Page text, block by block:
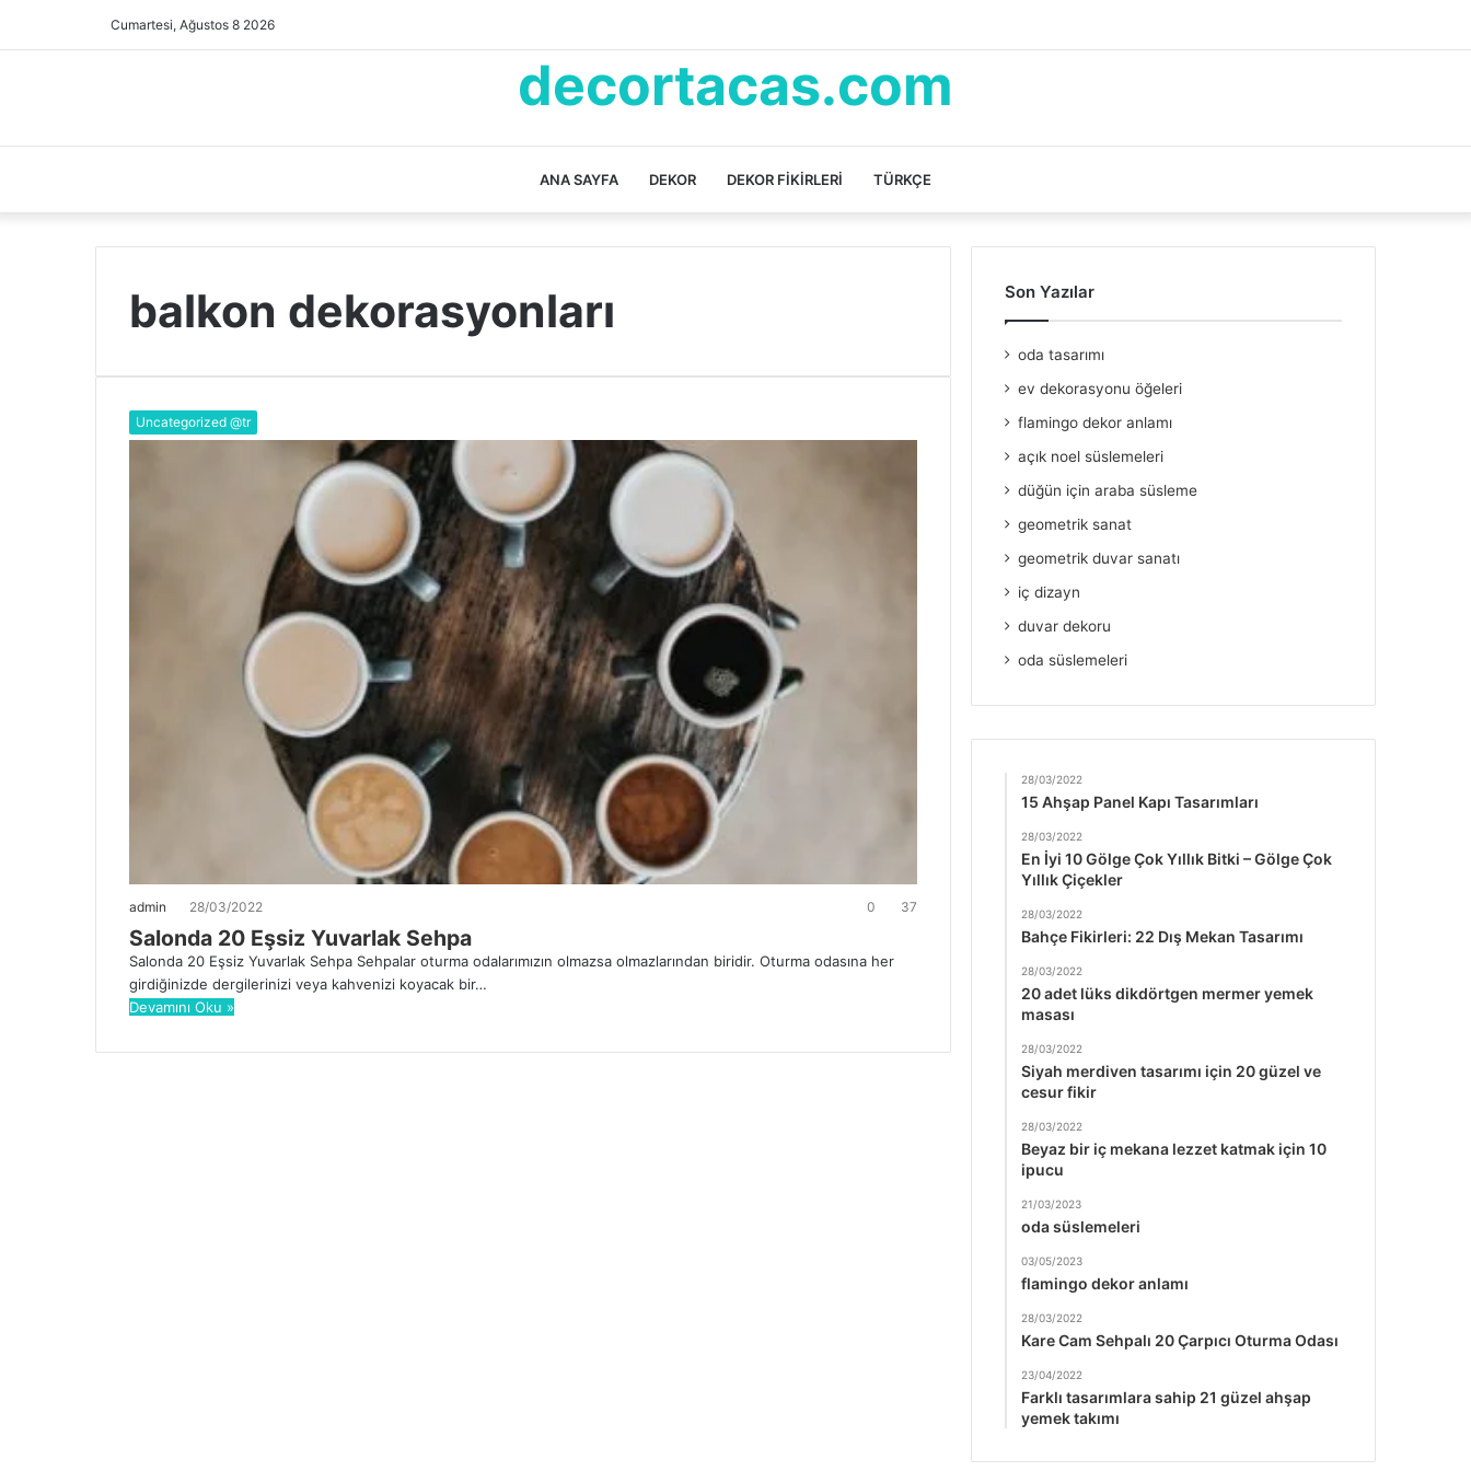
Cumartesi, Ağustos 8 2026
decortacas.com
ANA SAYFA DEKOR DEKOR FIKIRLERI TÜRKÇE
balkon dekorasyonları
Uncategorized @tr
admin 28/03/2022 0 37
Salonda 20 Eşsiz Yuvarlak Sehpa
Salonda 20 Eşsiz Yuvarlak Sehpa Sehpalar oturma odalarımızın olmazsa olmazlarından biridir. Oturma odasına her
girdiğinizde dergilerinizi veya kahvenizi koyacak bir…
Devamını Oku »
Son Yazılar
oda tasarımı
ev dekorasyonu öğeleri
flamingo dekor anlamı
açık noel süslemeleri
düğün için araba süsleme
geometrik sanat
geometrik duvar sanatı
iç dizayn
duvar dekoru
oda süslemeleri
28/03/2022
15 Ahşap Panel Kapı Tasarımları
28/03/2022
En İyi 10 Gölge Çok Yıllık Bitki – Gölge Çok
Yıllık Çiçekler
28/03/2022
Bahçe Fikirleri: 22 Dış Mekan Tasarımı
28/03/2022
20 adet lüks dikdörtgen mermer yemek
masası
28/03/2022
Siyah merdiven tasarımı için 20 güzel ve
cesur fikir
28/03/2022
Beyaz bir iç mekana lezzet katmak için 10
ipucu
21/03/2023
oda süslemeleri
03/05/2023
flamingo dekor anlamı
28/03/2022
Kare Cam Sehpalı 20 Çarpıcı Oturma Odası
23/04/2022
Farklı tasarımlara sahip 21 güzel ahşap
yemek takımı